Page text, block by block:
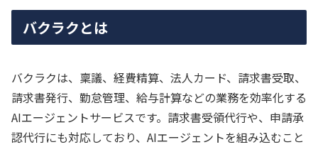
バクラクとは
バクラクは、稟議、経費精算、法人カード、請求書受取、
請求書発行、勤怠管理、給与計算などの業務を効率化する
AIエージェントサービスです。請求書受領代行や、申請承
認代行にも対応しており、AIエージェントを組み込むこと